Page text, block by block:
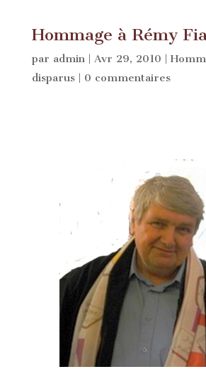
Hommage à Rémy
par admin| Avr 29, 2010 |
disparus| 0 commentaires